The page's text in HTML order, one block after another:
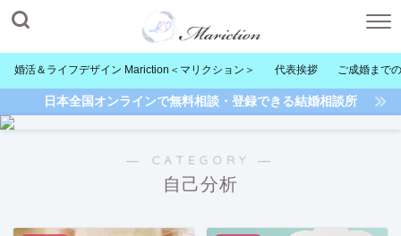
婚活＆ライフデザイン Mariction＜マリクション＞ 代表挨拶 ご成婚まで
日本全国オンラインで無料相談・登録できる結婚相談所
― CATEGORY ―
自己分析